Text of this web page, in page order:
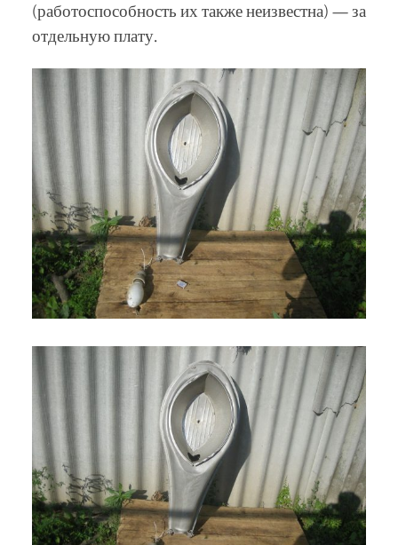
(работоспособность их также неизвестна) — за
отдельную плату.